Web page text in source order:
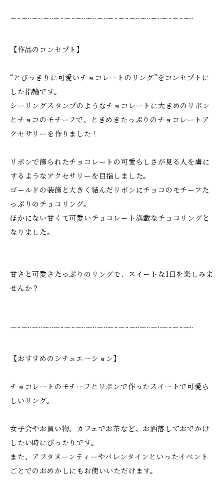
⌒¨⌒¨⌒¨⌒¨⌒¨⌒¨⌒¨⌒¨⌒¨⌒¨⌒¨⌒¨⌒¨⌒¨⌒¨⌒¨⌒¨
【作品のコンセプト】
“とびっきりに可愛いチョコレートのリング”をコンセプトに
した指輪です。
シーリングスタンプのようなチョコレートに大きめのリボン
とチョコのモチーフで、ときめきたっぷりのチョコレートア
クセサリーを作りました！
リボンで飾られたチョコレートの可愛らしさが見る人を虜に
するようなアクセサリーを目指しました。
ゴールドの装飾と大きく結んだリボンにチョコのモチーフた
っぷりのチョコリング。
ほかにない甘くて可愛いチョコレート満載なチョコリングと
なりました。
甘さと可愛さたっぷりのリングで、スイートな1日を楽しみま
せんか？
⌒¨⌒¨⌒¨⌒¨⌒¨⌒¨⌒¨⌒¨⌒¨⌒¨⌒¨⌒¨⌒¨⌒¨⌒¨⌒¨⌒¨
【おすすめのシチュエーション】
チョコレートのモチーフとリボンで作ったスイートで可愛ら
しいリング。
女子会やお買い物、カフェでお茶など、お洒落しておでかけ
したい時にぴったりです。
また、アフタヌーンティーやバレンタインといったイベント
ごとでのおめかしにもお使いいただけます。